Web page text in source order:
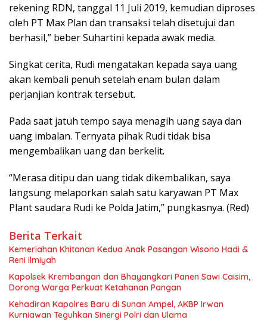
rekening RDN, tanggal 11 Juli 2019, kemudian diproses
oleh PT Max Plan dan transaksi telah disetujui dan
berhasil,” beber Suhartini kepada awak media.
Singkat cerita, Rudi mengatakan kepada saya uang
akan kembali penuh setelah enam bulan dalam
perjanjian kontrak tersebut.
Pada saat jatuh tempo saya menagih uang saya dan
uang imbalan. Ternyata pihak Rudi tidak bisa
mengembalikan uang dan berkelit.
“Merasa ditipu dan uang tidak dikembalikan, saya
langsung melaporkan salah satu karyawan PT Max
Plant saudara Rudi ke Polda Jatim,” pungkasnya. (Red)
Berita Terkait
Kemeriahan Khitanan Kedua Anak Pasangan Wisono Hadi &
Reni Ilmiyah
Kapolsek Krembangan dan Bhayangkari Panen Sawi Caisim,
Dorong Warga Perkuat Ketahanan Pangan
Kehadiran Kapolres Baru di Sunan Ampel, AKBP Irwan
Kurniawan Teguhkan Sinergi Polri dan Ulama